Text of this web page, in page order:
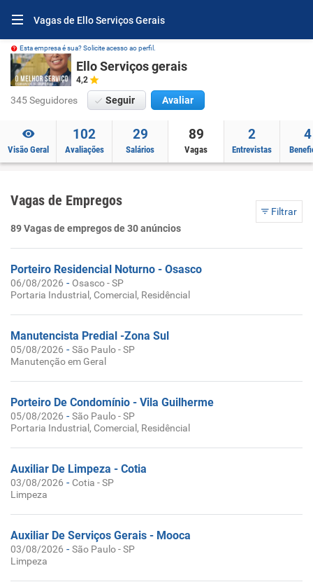
Vagas de Ello Serviços Gerais
Esta empresa é sua? Solicite acesso ao perfil.
Ello Serviços gerais
4,2
345 Seguidores Seguir Avaliar
Visão Geral
102
Avaliações
29
Salários
89
Vagas
2
Entrevistas
4
Vagas de Empregos
Filtrar
89 Vagas de empregos de 30 anúncios
Porteiro Residencial Noturno - Osasco
06/08/2026 - Osasco - SP
Portaria Industrial, Comercial, Residêncial
Manutencista Predial -Zona Sul
05/08/2026 -São Paulo - SP
Manutenção em Geral
Porteiro De Condomínio - Vila Guilherme
05/08/2026 -São Paulo - SP
Portaria Industrial, Comercial, Residêncial
Auxiliar De Limpeza - Cotia
03/08/2026 - Cotia - SP
Limpeza
Auxiliar De Serviços Gerais - Mooca
03/08/2026 -São Paulo - SP
Limpeza